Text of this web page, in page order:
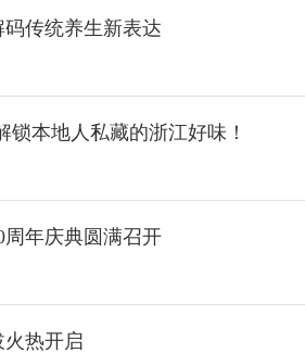
传统养生新表达
本地人私藏的浙江好味！
年庆典圆满召开
热开启